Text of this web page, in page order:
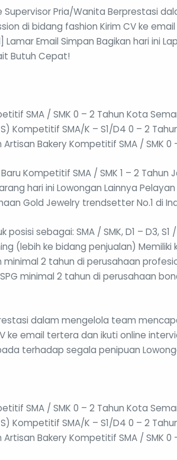
Supervisor Pria/Wanita Berprestasi
di bidang fashion Kirim CV ke
Email Simpan Bagikan hari ini
Butuh Cepat!
SMA / SMK 0 – 2 Tahun Kota
Kompetitif SMA/K – S1/D4 0 – 2
Bakery Kompetitif SMA / SMK
Kompetitif SMA / SMK 1 – 2
hari ini Lowongan Lainnya
Gold Jewelry trendsetter No.1 di
sebagai: SMA / SMK, D1 – D3,
(lebih ke bidang penjualan)
2 tahun di perusahaan
minimal 2 tahun di perusahaan
dalam mengelola team
ke email tertera dan ikuti online
terhadap segala penipuan
SMA / SMK 0 – 2 Tahun Kota
Kompetitif SMA/K – S1/D4 0 – 2
Bakery Kompetitif SMA / SMK